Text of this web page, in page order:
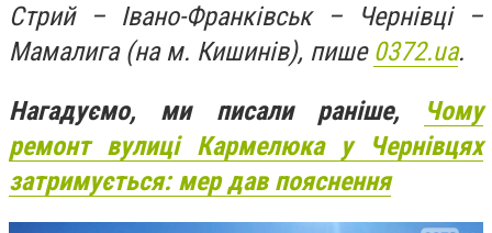
Стрий – Івано-Франківськ – Чернівці –
Мамалига (на м. Кишинів), пише 0372.ua.
Нагадуємо, ми писали раніше,
Чому
ремонт вулиці Кармелюка у Чернівцях
затримується: мер дав пояснення